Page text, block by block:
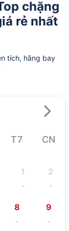
chặng
rẻ nhất
tích, hãng bay
T7 CN
1
-
2
-
8
-
9
-